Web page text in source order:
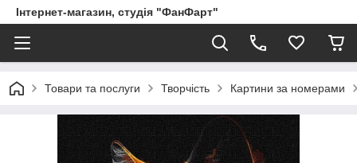
Інтернет-магазин, студія "ФанФарт"
Товари та послуги Творчість Картини за номерами